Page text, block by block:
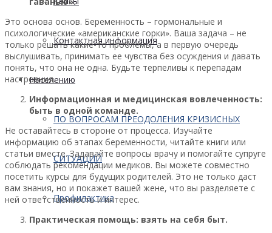
Контактная информация
Населению
ПО ВОПРОСАМ ПРЕОДОЛЕНИЯ КРИЗИСНЫХ
СИТУАЦИЙ
Профилактика
Это основа основ. Беременность – гормональные и
психологические «американские горки». Ваша задача – не
только решать какие-то проблемы, а в первую очередь
выслушивать, принимать ее чувства без осуждения и давать
понять, что она не одна. Будьте терпеливы к перепадам
настроения.
Информационная и медицинская вовлеченность:
быть в одной команде.
Не оставайтесь в стороне от процесса. Изучайте
информацию об этапах беременности, читайте книги или
статьи вместе. Задавайте вопросы врачу и помогайте супруге
соблюдать рекомендации медиков. Вы можете совместно
посетить курсы для будущих родителей. Это не только даст
вам знания, но и покажет вашей жене, что вы разделяете с
ней ответственность и интерес.
Практическая помощь: взять на себя быт.